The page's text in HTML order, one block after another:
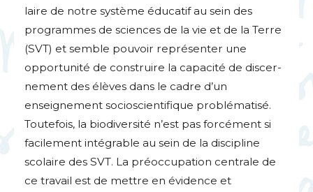
laire de notre système éducatif au sein des
programmes de sciences de la vie et de la Terre
(SVT) et semble pouvoir représenter une
opportunité de construire la capacité de discer-
nement des élèves dans le cadre d’un
enseignement socioscientifique problématisé.
Toutefois, la biodiversité n’est pas forcément si
facilement intégrable au sein de la discipline
scolaire des SVT. La préoccupation centrale de
ce travail est de mettre en évidence et